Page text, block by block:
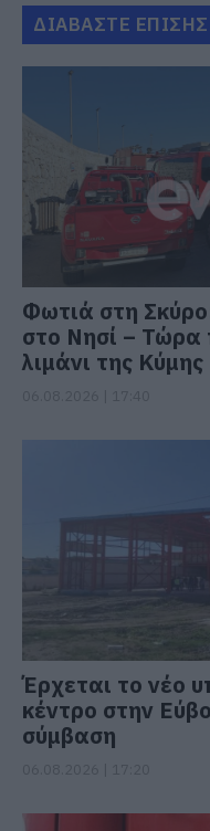
ΔΙΑΒΑΣΤΕ ΕΠΙΣΗΣ
Φωτιά στη
στο Νησί – Τώρα
λιμάνι της Κύμης
Έρχεται το νέο
κέντρο στην
σύμβαση